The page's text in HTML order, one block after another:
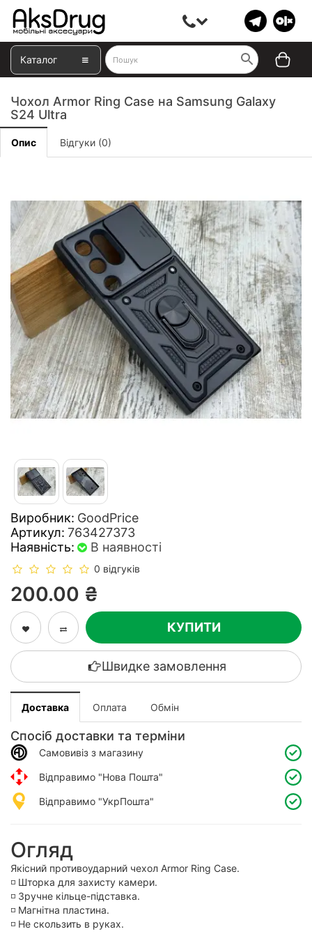
Каталог
Чохол Armor Ring Case на Samsung Galaxy
S24 Ultra
Опис Відгуки (0)
Виробник: GoodPrice
Артикул: 763427373
Наявність:
В наявності
0 відгуків
200.00 ₴
КУПИТИ
Швидке замовлення
Доставка Оплата Обмін
Спосіб доставки та терміни
Самовивіз з магазину
Відправимо "Нова Пошта"
Відправимо "УкрПошта"
Огляд
Якісний противоударний чехол Armor Ring Case.
◽️ Шторка для захисту камери.
◽️ Зручне кільце-підставка.
◽️ Магнітна пластина.
◽️ Не скользить в руках.